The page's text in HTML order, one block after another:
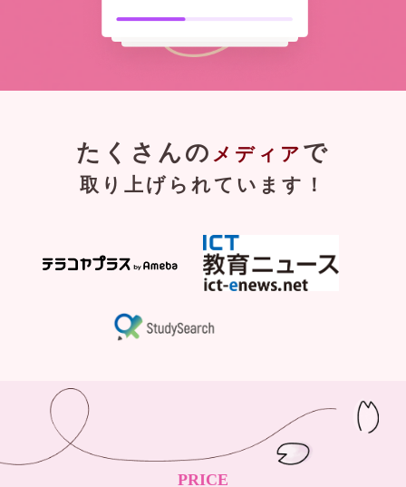
たくさんの メディア で
取り上げられています！
PRICE